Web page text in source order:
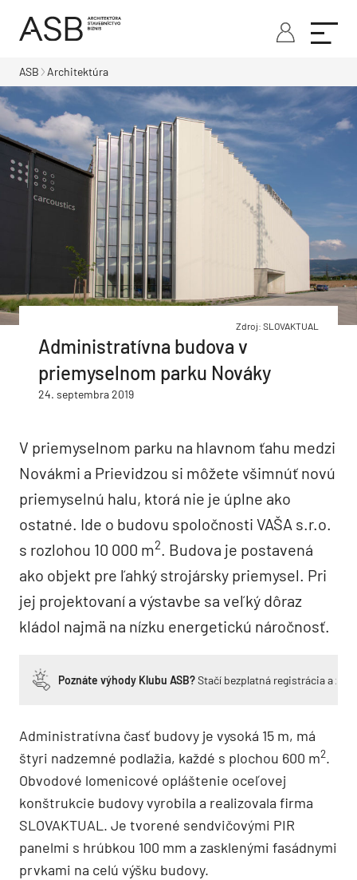
ASB Architektúra
Zdroj: SLOVAKTUAL
Administratívna budova v
priemyselnom parku Nováky
24. septembra 2019
V priemyselnom parku na hlavnom ťahu medzi
Novákmi a Prievidzou si môžete všimnúť novú
priemyselnú halu, ktorá nie je úplne ako
ostatné. Ide o budovu spoločnosti VAŠA s.r.o.
s rozlohou 10 000 m2
. Budova je postavená
ako objekt pre ľahký strojársky priemysel. Pri
jej projektovaní a výstavbe sa veľký dôraz
kládol najmä na nízku energetickú náročnosť.
Poznáte výhody Klubu ASB?Stačí bezplatná registrácia a
Administratívna časť budovy je vysoká 15 m, má
štyri nadzemné podlažia, každé s plochou 600 m2.
Obvodové lomenicové opláštenie oceľovej
konštrukcie budovy vyrobila a realizovala firma
SLOVAKTUAL. Je tvorené sendvičovými PIR
panelmi s hrúbkou 100 mm a zasklenými fasádnymi
prvkami na celú výšku budovy.